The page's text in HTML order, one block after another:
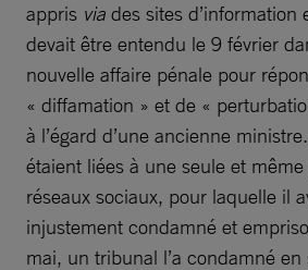
appris via des sites d’information
devait être entendu le 9 février
nouvelle affaire pénale pour
« diffamation » et de «
à l’égard d’une ancienne
étaient liées à une seule et
réseaux sociaux, pour laquelle il
injustement condamné et
mai, un tribunal l’a condamné en